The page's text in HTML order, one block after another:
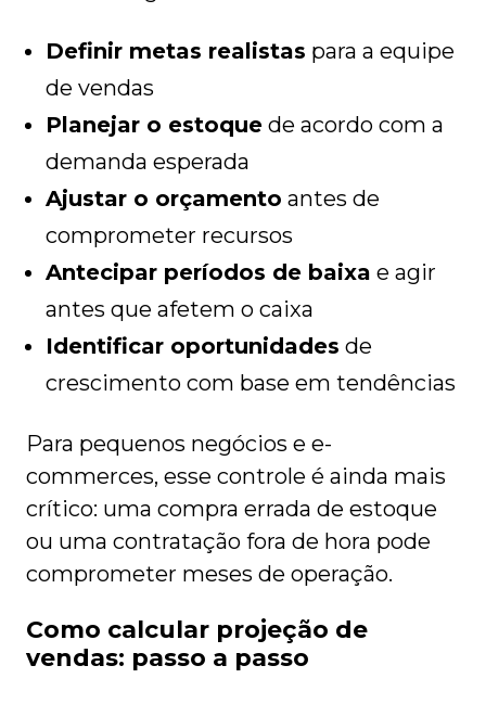
Definir metas realistas para a equipe
de vendas
Planejar o estoque de acordo com a
demanda esperada
Ajustar o orçamento antes de
comprometer recursos
Antecipar períodos de baixa e agir
antes que afetem o caixa
Identificar oportunidades de
crescimento com base em tendências
Para pequenos negócios e e-
commerces, esse controle é ainda mais
crítico: uma compra errada de estoque
ou uma contratação fora de hora pode
comprometer meses de operação.
Como calcular projeção de
vendas: passo a passo